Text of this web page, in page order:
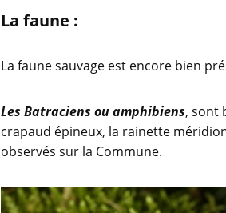
La faune :
La faune sauvage est encore bien
Les Batraciens ou amphibiens, sont
crapaud épineux, la rainette
observés sur la Commune.